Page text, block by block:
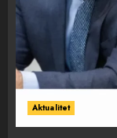
Aktualitet